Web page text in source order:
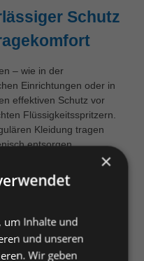
Schutz
– wie in der
Einrichtungen oder in
effektiven Schutz vor
Flüssigkeitsspritzern.
Kleidung tragen
entsorgen.
funktional, leicht und
in sensiblen
×
um Inhalte und
und unseren
Wir geben